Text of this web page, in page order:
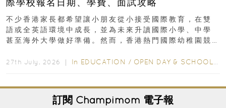
際學校報名日期、學費、面試攻略
不少香港家長都希望讓小朋友從小接受國際教育，在雙
語或全英語環境中成長，並為未來升讀國際小學、中學
甚至海外大學做好準備。然而，香港熱門國際幼稚園競
27th July, 2026 ｜ In EDUCATION / OPEN DAY & SCHOOL EVENTS
訂閱 Champimom 電子報